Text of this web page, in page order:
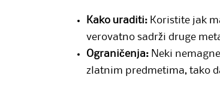
Kako uraditi: Koristite jak
verovatno sadrži druge
Ograničenja: Neki
zlatnim predmetima, tako